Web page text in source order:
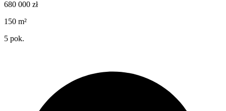
680 000 zł
150 m²
5 pok.